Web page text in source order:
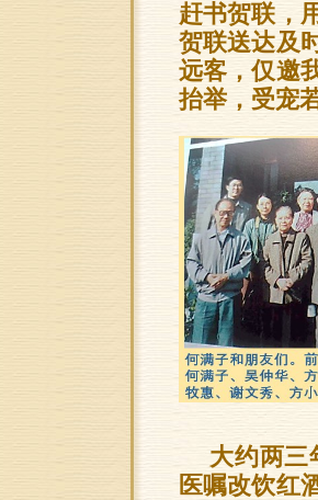
赶书贺联，
贺联送达及
远客，仅邀
抬举，受宠
大约两三
医嘱改饮红